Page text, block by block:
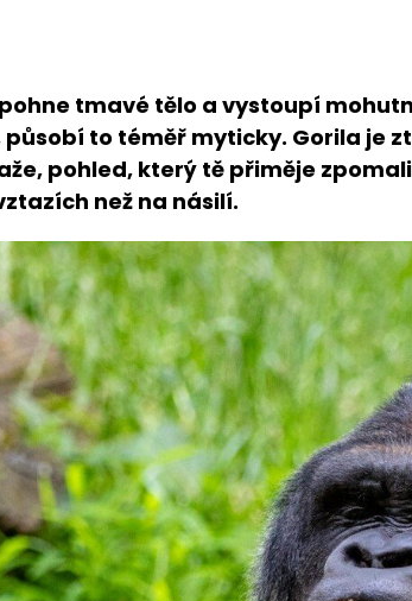
tmavé tělo a vystoupí
to téměř myticky. Gorila je
pohled, který tě přiměje
než na násilí.